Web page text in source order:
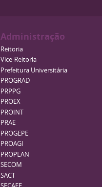
Administração
Reitoria
Vice-Reitoria
Prefeitura Universitária
PROGRAD
PRPPG
PROEX
PROINT
PRAE
PROGEPE
PROAGI
PROPLAN
SECOM
SACT